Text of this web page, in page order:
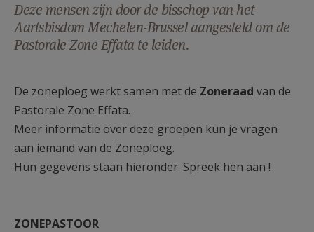
AANMELDEN OF REGISTREREN
Deze mensen zijn door de bisschop van het
Aartsbisdom Mechelen-Brussel aangesteld om de
Pastorale Zone Effata te leiden.
De zoneploeg werkt samen met de Zoneraad van de
Pastorale Zone Effata.
Meer informatie over deze groepen kun je vragen
aan iemand van de Zoneploeg.
Hun gegevens staan hieronder. Spreek hen aan !​
ZONEPASTOOR